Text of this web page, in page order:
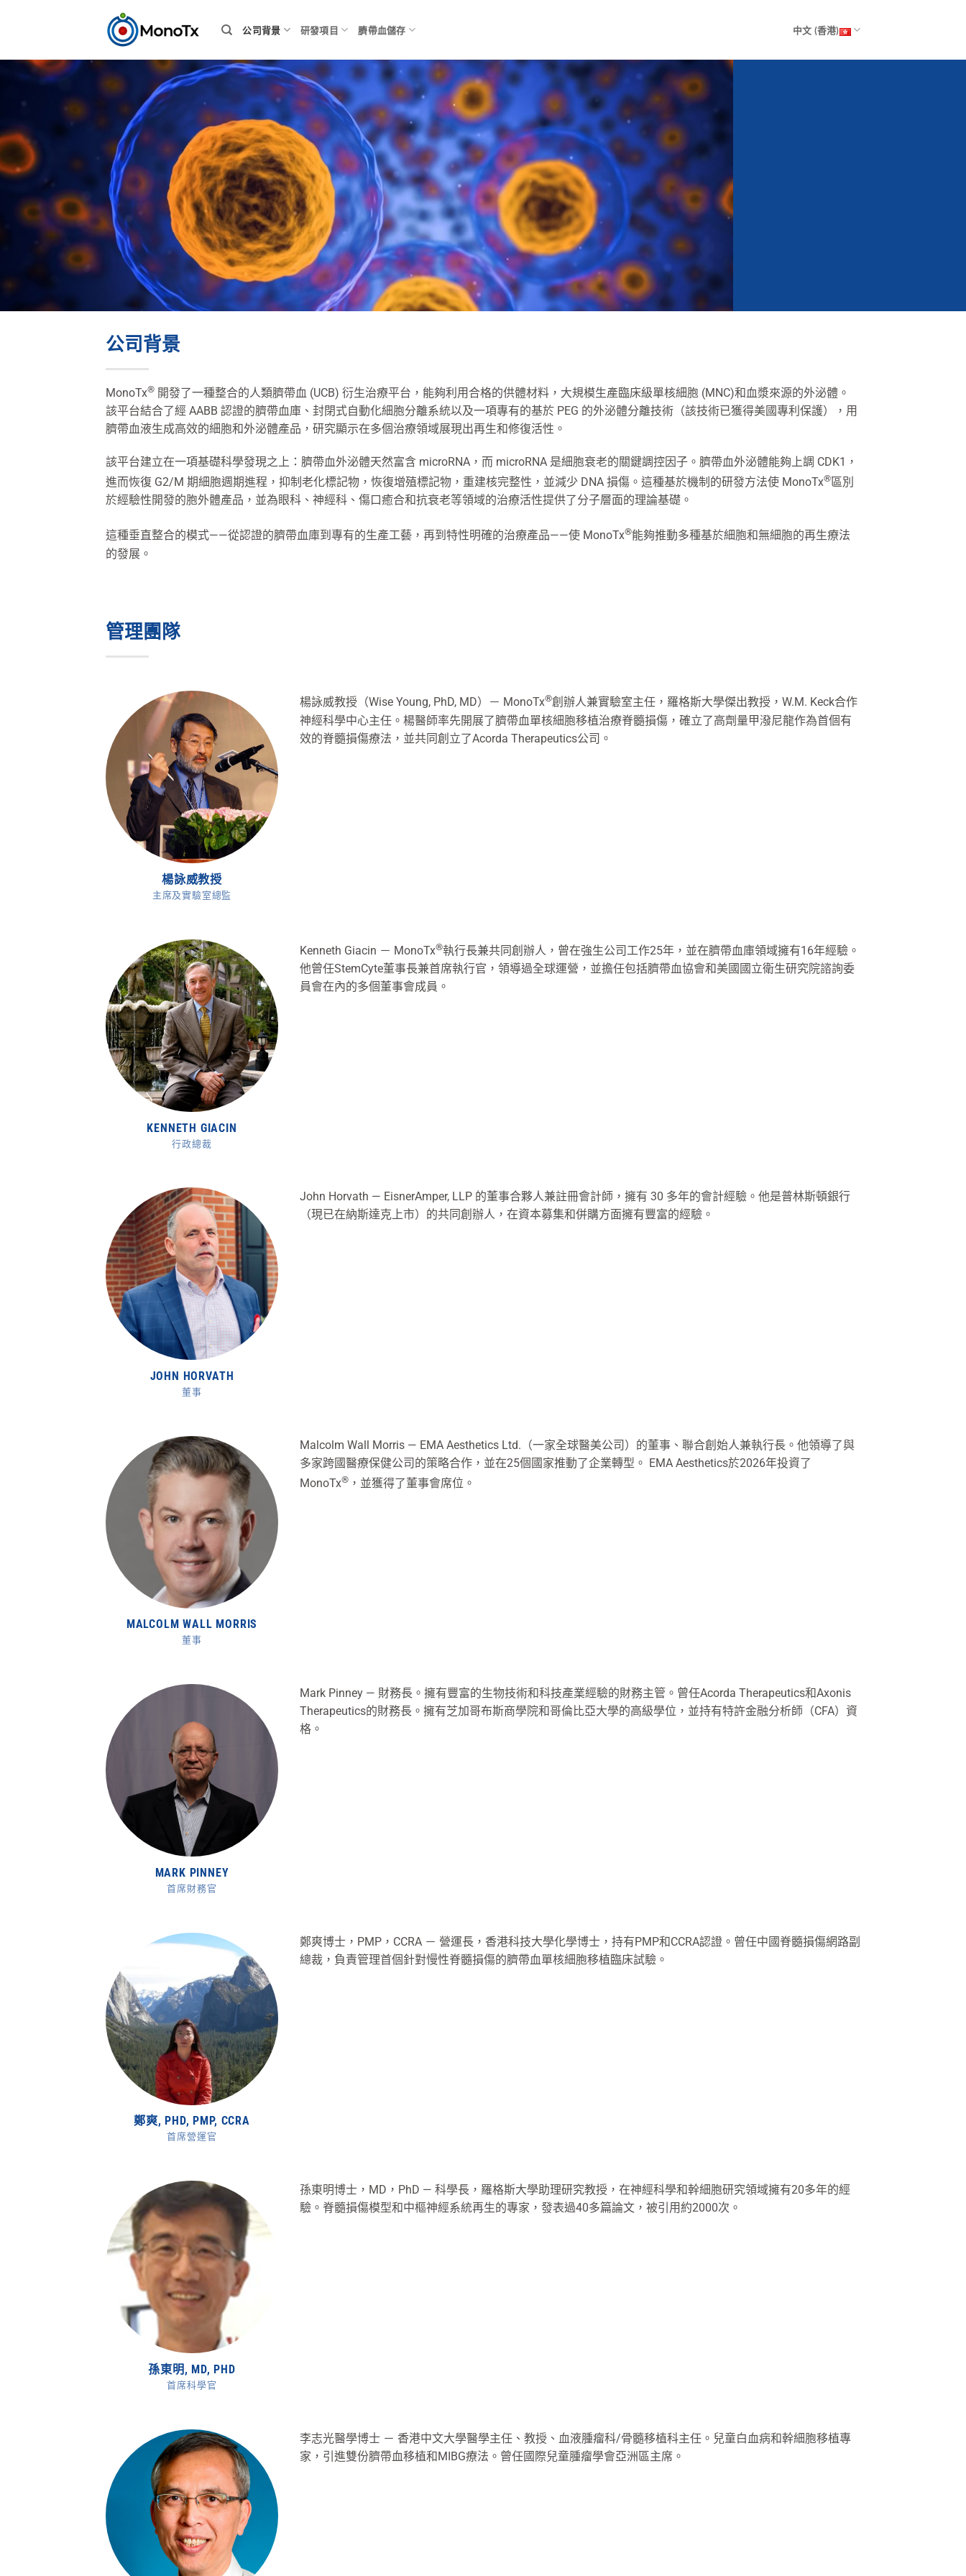
公司背景 研發項目 臍帶血儲存 中文 (香港)
公司背景
MonoTx® 開發了一種整合的人類臍帶血 (UCB) 衍生治療平台，能夠利用合格的供體材料，大規模生產臨床級單核細胞 (MNC)和血漿來源的外泌體。
該平台結合了經 AABB 認證的臍帶血庫、封閉式自動化細胞分離系統以及一項專有的基於 PEG 的外泌體分離技術（該技術已獲得美國專利保護），用
臍帶血液生成高效的細胞和外泌體產品，研究顯示在多個治療領域展現出再生和修復活性。
該平台建立在一項基礎科學發現之上：臍帶血外泌體天然富含 microRNA，而 microRNA 是細胞衰老的關鍵調控因子。臍帶血外泌體能夠上調 CDK1，
進而恢復 G2/M 期細胞週期進程，抑制老化標記物，恢復增殖標記物，重建核完整性，並減少 DNA 損傷。這種基於機制的研發方法使 MonoTx®區別
於經驗性開發的胞外體產品，並為眼科、神經科、傷口癒合和抗衰老等領域的治療活性提供了分子層面的理論基礎。
這種垂直整合的模式——從認證的臍帶血庫到專有的生產工藝，再到特性明確的治療產品——使 MonoTx®能夠推動多種基於細胞和無細胞的再生療法
的發展。
管理團隊
楊詠威教授
主席及實驗室總監
楊詠威教授（Wise Young, PhD, MD）－ MonoTx®創辦人兼實驗室主任，羅格斯大學傑出教授，W.M. Keck合作
神經科學中心主任。楊醫師率先開展了臍帶血單核細胞移植治療脊髓損傷，確立了高劑量甲潑尼龍作為首個有
效的脊髓損傷療法，並共同創立了Acorda Therapeutics公司。
KENNETH GIACIN
行政總裁
Kenneth Giacin － MonoTx®執行長兼共同創辦人，曾在強生公司工作25年，並在臍帶血庫領域擁有16年經驗。
他曾任StemCyte董事長兼首席執行官，領導過全球運營，並擔任包括臍帶血協會和美國國立衛生研究院諮詢委
員會在內的多個董事會成員。
JOHN HORVATH
董事
John Horvath — EisnerAmper, LLP 的董事合夥人兼註冊會計師，擁有 30 多年的會計經驗。他是普林斯頓銀行
（現已在納斯達克上市）的共同創辦人，在資本募集和併購方面擁有豐富的經驗。
MALCOLM WALL MORRIS
董事
Malcolm Wall Morris — EMA Aesthetics Ltd.（一家全球醫美公司）的董事、聯合創始人兼執行長。他領導了與
多家跨國醫療保健公司的策略合作，並在25個國家推動了企業轉型。 EMA Aesthetics於2026年投資了
MonoTx® ，並獲得了董事會席位。
MARK PINNEY
首席財務官
Mark Pinney — 財務長。擁有豐富的生物技術和科技產業經驗的財務主管。曾任Acorda Therapeutics和Axonis
Therapeutics的財務長。擁有芝加哥布斯商學院和哥倫比亞大學的高級學位，並持有特許金融分析師（CFA）資
格。
鄭爽, PHD, PMP, CCRA
首席營運官
鄭爽博士，PMP，CCRA － 營運長，香港科技大學化學博士，持有PMP和CCRA認證。曾任中國脊髓損傷網路副
總裁，負責管理首個針對慢性脊髓損傷的臍帶血單核細胞移植臨床試驗。
孫東明, MD, PHD
首席科學官
孫東明博士，MD，PhD — 科學長，羅格斯大學助理研究教授，在神經科學和幹細胞研究領域擁有20多年的經
驗。脊髓損傷模型和中樞神經系統再生的專家，發表過40多篇論文，被引用約2000次。
李志光醫學博士 － 香港中文大學醫學主任、教授、血液腫瘤科/骨髓移植科主任。兒童白血病和幹細胞移植專
家，引進雙份臍帶血移植和MIBG療法。曾任國際兒童腫瘤學會亞洲區主席。